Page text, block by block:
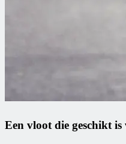
Een vloot die geschikt